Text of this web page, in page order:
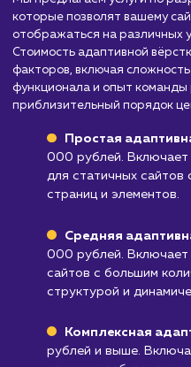
ограниченным
Проектам,
уникальная
Если ваш проект
вёрстка может
ориентирована
представления
Узнать